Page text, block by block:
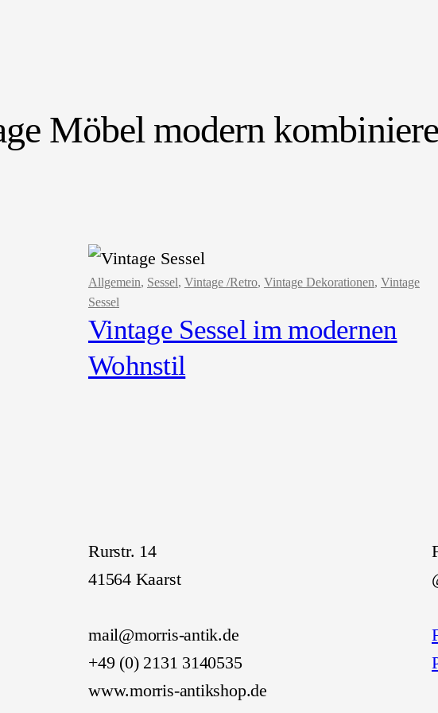
Möbel modern
Allgemein, Sessel, Vintage /Retro, Vintage Dekorationen, Vintage
Sessel
Vintage Sessel im modernen
Wohnstil
Rurstr. 14
41564 Kaarst
mail@morris-antik.de
+49 (0) 2131 3140535
www.morris-antikshop.de